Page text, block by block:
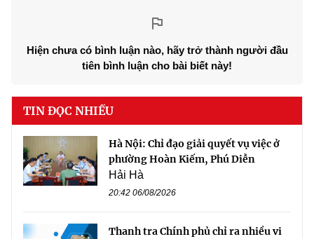
Hiện chưa có bình luận nào, hãy trở thành người đầu
tiên bình luận cho bài biết này!
TIN ĐỌC NHIỀU
Hà Nội: Chỉ đạo giải quyết vụ việc ở
phường Hoàn Kiếm, Phú Diễn
Hải Hà
20:42 06/08/2026
Thanh tra Chính phủ chỉ ra nhiều vi